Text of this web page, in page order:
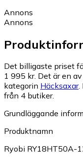
Annons
Annons
Det billigaste priset
1 995 kr. Det är en
kategorin Häcksaxar.
från 4 butiker.
Grundläggande
Produktnamn
Ryobi RY18HT50A-